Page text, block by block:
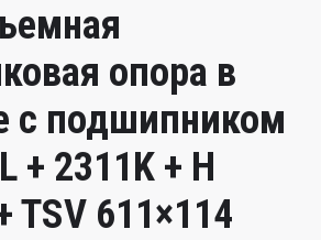
опора в
с подшипником
+ 2311K + H
TSV 611×114